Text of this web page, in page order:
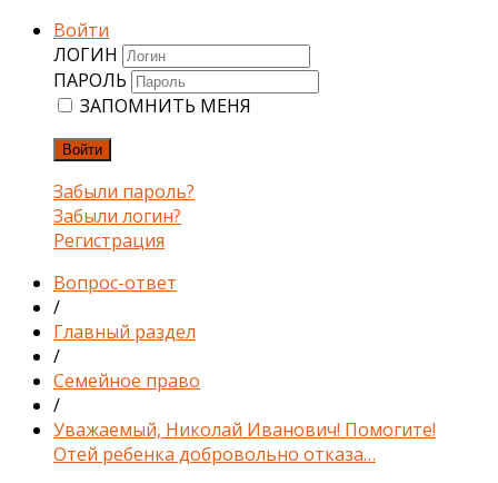
Войти
ЛОГИН
ПАРОЛЬ
ЗАПОМНИТЬ МЕНЯ
Войти
Забыли пароль?
Забыли логин?
Регистрация
Вопрос-ответ
/
Главный раздел
/
Семейное право
/
Уважаемый, Николай Иванович! Помогите!
Отей ребенка добровольно отказа…